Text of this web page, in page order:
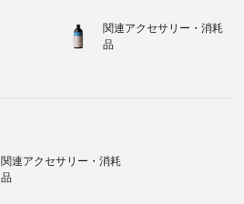
関連アクセサリー・消耗
品
関連アクセサリー・消耗
品